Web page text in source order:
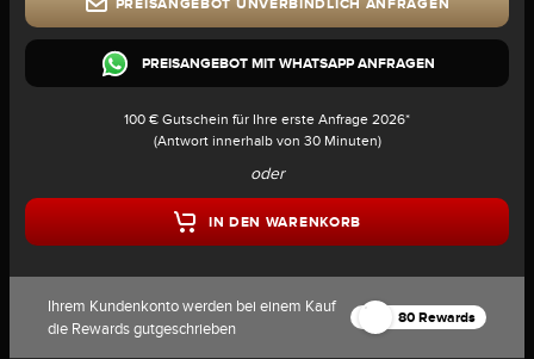
PREISANGEBOT UNVERBINDLICH ANFRAGEN
PREISANGEBOT MIT WHATSAPP ANFRAGEN
100 € Gutschein für Ihre erste Anfrage 2026*
(Antwort innerhalb von 30 Minuten)
oder
IN DEN WARENKORB
Ihrem Kundenkonto werden bei einem Kauf
die Rewards gutgeschrieben
80 Rewards